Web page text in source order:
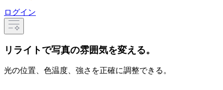
ログイン
リライトで写真の雰囲気を変える。
光の位置、色温度、強さを正確に調整できる。